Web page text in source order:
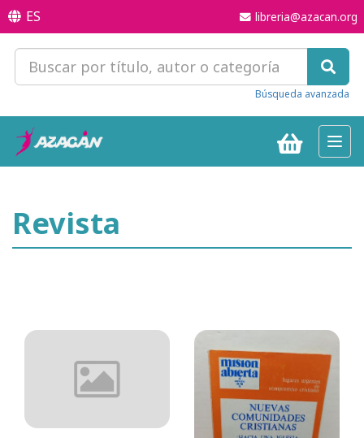
ES libreria@azacan.org
Búsqueda avanzada
Revista